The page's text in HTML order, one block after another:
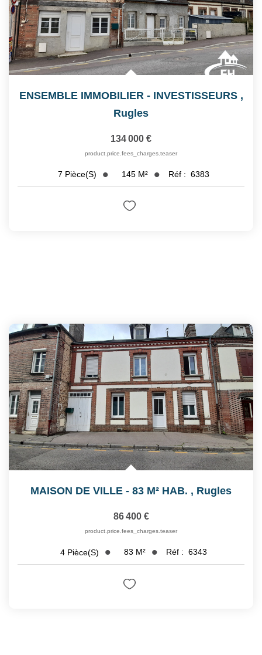
ENSEMBLE IMMOBILIER - INVESTISSEURS ,
Rugles
134 000 €
product.price.fees_charges.teaser
7 Pièce(s) 145 M² Réf : 6383
MAISON DE VILLE - 83 M² HAB. , Rugles
86 400 €
product.price.fees_charges.teaser
4 Pièce(s) 83 M² Réf : 6343